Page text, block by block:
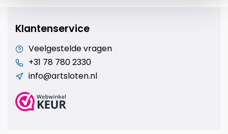
Klantenservice
Veelgestelde vragen
+31 78 780 2330
info@artsloten.nl